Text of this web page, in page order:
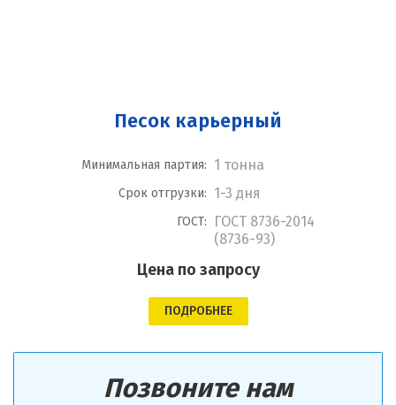
Песок карьерный
Минимальная партия: 1 тонна
Срок отгрузки: 1-3 дня
ГОСТ:
ГОСТ 8736-2014
(8736-93)
Цена по запросу
ПОДРОБНЕЕ
Позвоните нам